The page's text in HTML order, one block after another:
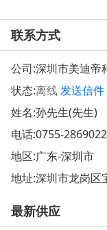
联系方式
公司:深圳市美迪帝
状态:离线发送信件
姓名:孙先生(先生)
电话:0755-
地区:广东-深圳市
地址:深圳市龙岗区
最新供应